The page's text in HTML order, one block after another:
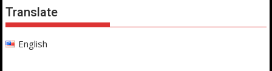
Translate
English